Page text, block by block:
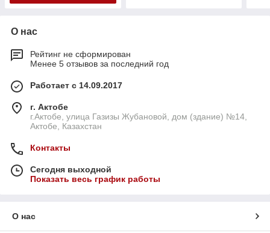
О нас
Рейтинг не сформирован
Менее 5 отзывов за последний год
Работает с 14.09.2017
г. Актобе
г.Актобе, улица Газизы Жубановой, дом (здание) №14,
Актобе, Казахстан
Контакты
Сегодня выходной
Показать весь график работы
О нас